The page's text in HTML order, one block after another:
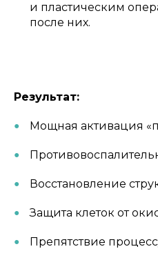
и пластическим
после них.
Результат:
Мощная активация
Восстановление
Защита клеток от
Препятствие